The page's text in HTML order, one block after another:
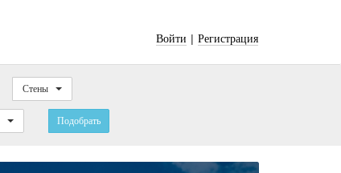
Войти | Регистрация
Стены
Подобрать